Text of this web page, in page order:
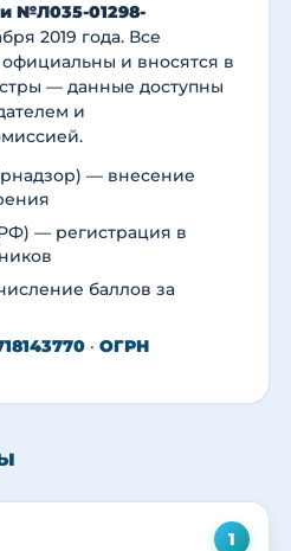
№Л035-01298-
2019 года. Все
и вносятся в
— данные доступны
и
— внесение
— регистрация в
баллов за
· ОГРН
1